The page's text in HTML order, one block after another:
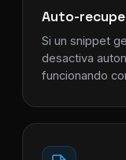
Auto-
Si un snippet
desactiva
funcionando